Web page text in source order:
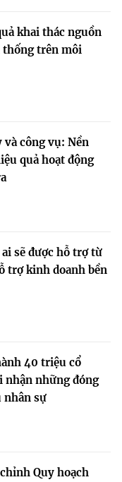
khai thác nguồn
trên môi
và công vụ: Nền
quả hoạt động
sẽ được hỗ trợ từ
trợ kinh doanh bền
40 triệu cổ
nhận những đóng
nhân sự
Quy hoạch